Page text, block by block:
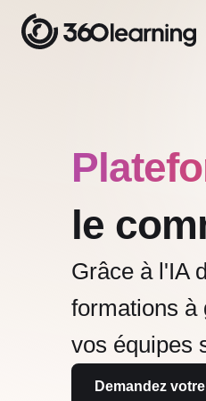
le
Grâce à l'IA
formations à
vos équipes
Demandez